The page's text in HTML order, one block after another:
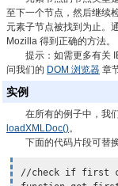
至下一个节点，然后继续
元素子节点被找到为止。
Mozilla 得到正确的方法。
提示： 如需更多有关
问我们的 DOM 浏览器 章
实例
在所有的例子中，我
loadXMLDoc()。
下面的代码片段可替
//check if first